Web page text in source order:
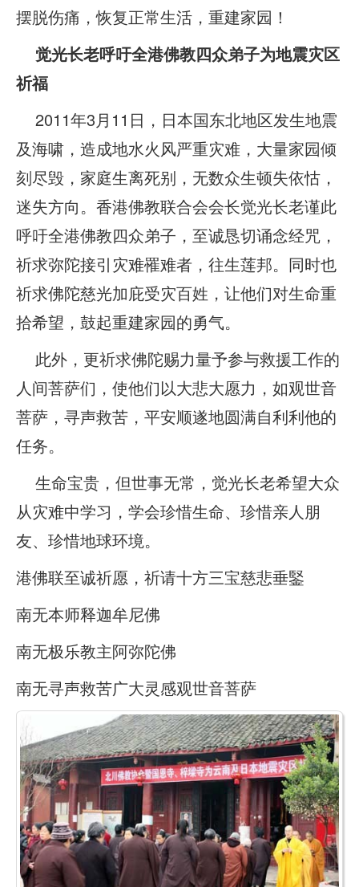
摆脱伤痛，恢复正常生活，重建家园！
觉光长老呼吁全港佛教四众弟子为地震灾区
祈福
2011年3月11日，日本国东北地区发生地震
及海啸，造成地水火风严重灾难，大量家园倾
刻尽毁，家庭生离死别，无数众生顿失依怙，
迷失方向。香港佛教联合会会长觉光长老谨此
呼吁全港佛教四众弟子，至诚恳切诵念经咒，
祈求弥陀接引灾难罹难者，往生莲邦。同时也
祈求佛陀慈光加庇受灾百姓，让他们对生命重
拾希望，鼓起重建家园的勇气。
此外，更祈求佛陀赐力量予参与救援工作的
人间菩萨们，使他们以大悲大愿力，如观世音
菩萨，寻声救苦，平安顺遂地圆满自利利他的
任务。
生命宝贵，但世事无常，觉光长老希望大众
从灾难中学习，学会珍惜生命、珍惜亲人朋
友、珍惜地球环境。
港佛联至诚祈愿，祈请十方三宝慈悲垂鋻
南无本师释迦牟尼佛
南无极乐教主阿弥陀佛
南无寻声救苦广大灵感观世音菩萨